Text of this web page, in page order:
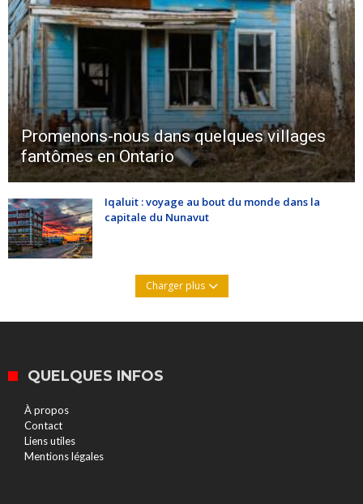
Promenons-nous dans quelques villages
fantômes en Ontario
Iqaluit : voyage au bout du monde dans la
capitale du Nunavut
Charger plus
QUELQUES INFOS
À propos
Contact
Liens utiles
Mentions légales